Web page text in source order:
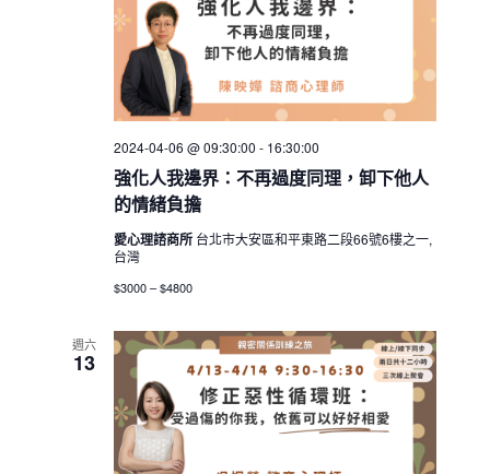
強化人我邊界：不再過度同理，卸下他人
的情緒負擔
2024-04-06 @ 09:30:00 - 16:30:00
愛心理諮商所 台北市大安區和平東路二段66號6樓之一,
台灣
$3000 – $4800
週六
13